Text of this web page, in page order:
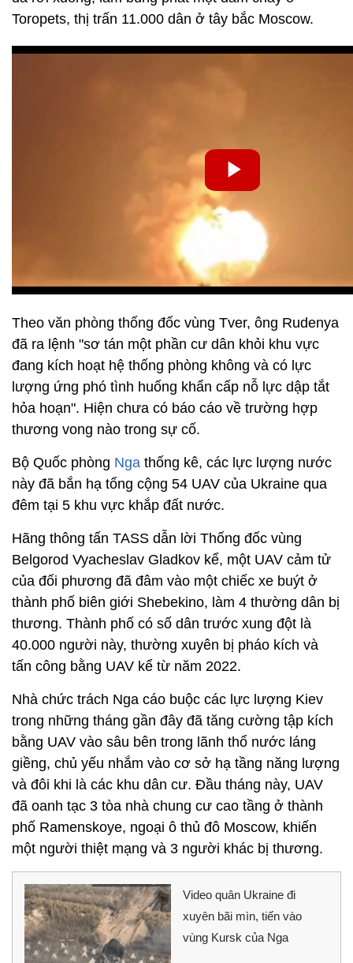
Toropets, thị trấn 11.000 dân ở tây bắc Moscow.
Theo văn phòng thống đốc vùng Tver, ông Rudenya
đã ra lệnh "sơ tán một phần cư dân khỏi khu vực
đang kích hoạt hệ thống phòng không và có lực
lượng ứng phó tình huống khẩn cấp nỗ lực dập tắt
hỏa hoạn". Hiện chưa có báo cáo về trường hợp
thương vong nào trong sự cố.
Bộ Quốc phòng Nga thống kê, các lực lượng nước
này đã bắn hạ tổng cộng 54 UAV của Ukraine qua
đêm tại 5 khu vực khắp đất nước.
Hãng thông tấn TASS dẫn lời Thống đốc vùng
Belgorod Vyacheslav Gladkov kể, một UAV cảm tử
của đối phương đã đâm vào một chiếc xe buýt ở
thành phố biên giới Shebekino, làm 4 thường dân bị
thương. Thành phố có số dân trước xung đột là
40.000 người này, thường xuyên bị pháo kích và
tấn công bằng UAV kể từ năm 2022.
Nhà chức trách Nga cáo buộc các lực lượng Kiev
trong những tháng gần đây đã tăng cường tập kích
bằng UAV vào sâu bên trong lãnh thổ nước láng
giềng, chủ yếu nhắm vào cơ sở hạ tầng năng lượng
và đôi khi là các khu dân cư. Đầu tháng này, UAV
đã oanh tạc 3 tòa nhà chung cư cao tầng ở thành
phố Ramenskoye, ngoại ô thủ đô Moscow, khiến
một người thiệt mạng và 3 người khác bị thương.
Video quân Ukraine đi
xuyên bãi mìn, tiến vào
vùng Kursk của Nga